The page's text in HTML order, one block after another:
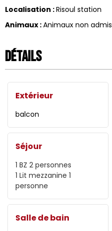
Localisation :Risoul station
Animaux :Animaux non admis
Détails
Extérieur
balcon
Séjour
1 BZ 2 personnes
1 Lit mezzanine 1
personne
Salle de bain